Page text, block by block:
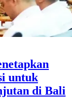
untuk
di Bali